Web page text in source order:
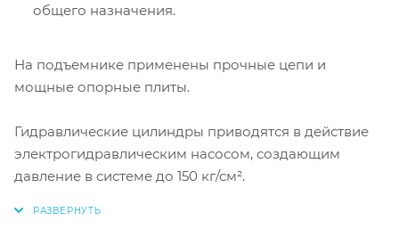
общего назначения.
На подъемнике применены прочные цепи и
мощные опорные плиты.
Гидравлические цилиндры приводятся в действие
электрогидравлическим насосом, создающим
давление в системе до 150 кг/см².